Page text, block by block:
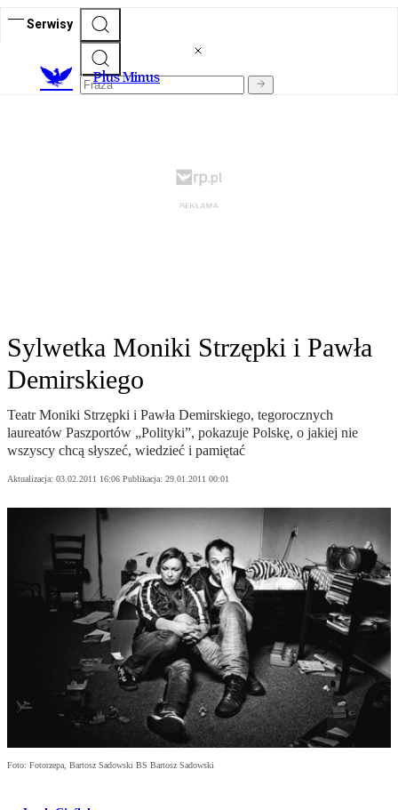
Serwisy
Plus Minus
Sylwetka Moniki Strzępki i Pawła
Demirskiego
Teatr Moniki Strzępki i Pawła Demirskiego, tegorocznych
laureatów Paszportów „Polityki”, pokazuje Polskę, o jakiej nie
wszyscy chcą słyszeć, wiedzieć i pamiętać
Aktualizacja: 03.02.2011 16:06 Publikacja: 29.01.2011 00:01
Foto: Fotorzepa, Bartosz Sadowski BS Bartosz Sadowski